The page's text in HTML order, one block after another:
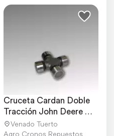
Cruceta Cardan Doble
Tracción John Deere
4050-4560
Venado Tuerto
Agro Cronos Repuestos